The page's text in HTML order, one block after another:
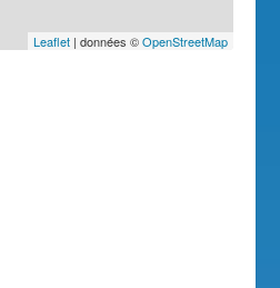
Leaflet| données ©OpenStreetMap